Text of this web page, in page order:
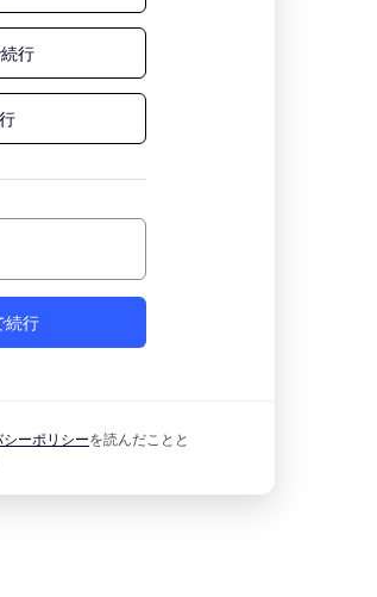
行
続行
シーポリシーを読んだことと